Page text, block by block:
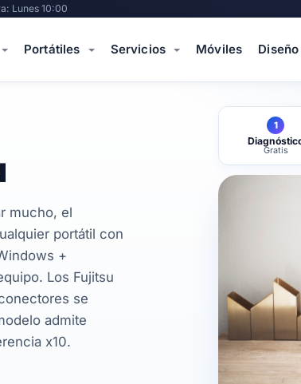
Lunes 10:00
Portátiles Servicios Móviles
mucho, el
portátil con
+
Los Fujitsu
se
admite
x10.
1
Gratis